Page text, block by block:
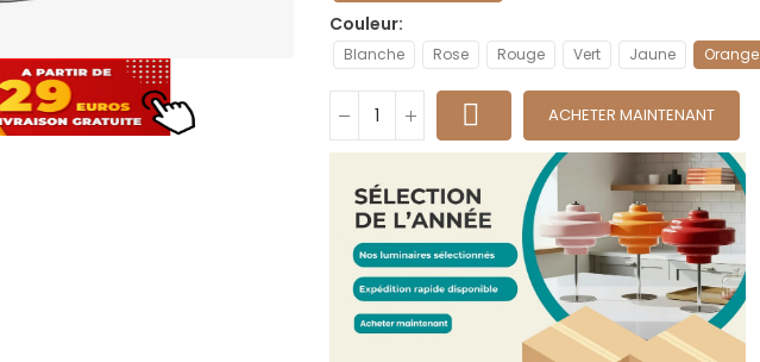
Couleur
Blanche Rose Rouge Vert Jaune Orange
ACHETER MAINTENANT